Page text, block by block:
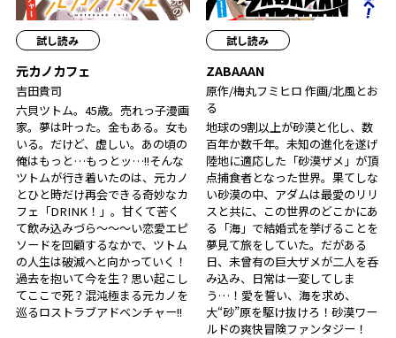
試し読み
元カノカフェ
吉田貴司
六貝ツトム。45歳。売れっ子漫画
家。夢は叶った。金もある。女も
いる。だけど、虚しい。あの頃の
俺はもっと…もっとッ…!!そんな
ツトムが行き着いたのは、元カノ
とひと時だけ再会できる奇妙なカ
フェ「DRINK！」。甘くて苦く
て飲み込みづら～～～い恋愛エピ
ソードを回顧するなかで、ツトム
の人生は破滅へと向かっていく！
過去を抱いて今を生？思い起こし
てここで死？混沌極まる元カノを
巡るロストラブアドベンチャー!!
試し読み
ZABAAAN
原作/梅丸フミヒロ 作画/北風とお
る
地球の9割以上が砂漠と化し、数
百年か数千年。未知の進化を遂げ
陸地に適応した「砂漠ザメ」が頂
点捕食者となった世界。果てしな
い砂漠の中、アダムは最愛のリリ
スと共に、この世界のどこかにあ
る「海」で結婚式を挙げることを
夢見て旅をしていた。だがある
日、未曾有の巨大ザメが二人を呑
み込み、日常は一変してしま
う…！愛を誓い、海を求め、
大“砂”原を駆け抜けろ！砂漠ワー
ルドの爽快冒険ファンタジー！